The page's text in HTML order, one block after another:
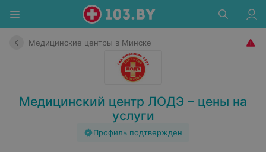
Медицинские центры в Минске
Медицинский центр ЛОДЭ – цены на
услуги
Профиль подтвержден